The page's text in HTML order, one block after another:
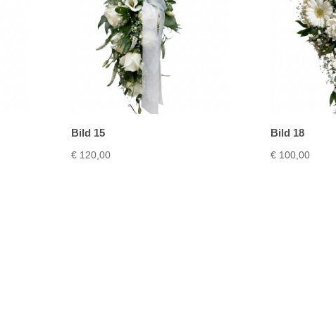
Bild 15
€120,00
Bild 18
€ 100,00